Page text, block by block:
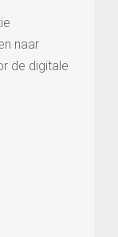
naar
de digitale